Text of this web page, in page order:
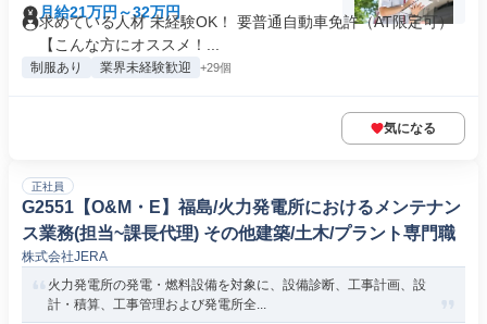
月給21万円～32万円
求めている人材 未経験OK！ 要普通自動車免許（AT限定可）
【こんな方にオススメ！...
制服あり 業界未経験歓迎 +29個
気になる
正社員
G2551【O&M・E】福島/火力発電所におけるメンテナン
ス業務(担当~課長代理) その他建築/土木/プラント専門職
株式会社JERA
火力発電所の発電・燃料設備を対象に、設備診断、工事計画、設
計・積算、工事管理および発電所全...